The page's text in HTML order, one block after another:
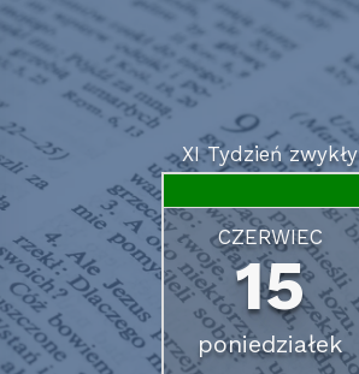
XI Tydzień zwykły
CZERWIEC
15
poniedziałek